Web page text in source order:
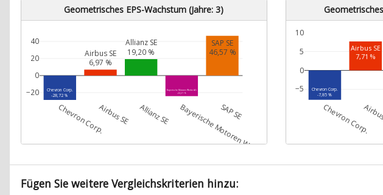
Geometrisches EPS-Wachstum (Jahre: 3)
Chevron Corp.
-28,72 %
Airbus SE
6,97 %
Allianz SE
19,20 %
Bayerische Motoren Werke AG
-24,21 %
SAP SE
46,57 %
Chevron Corp.Airbus SE Allianz SE Bayerische Motoren Werke AG
SAP SE
−20
0
20
40
Chevron Corp.
-7,85 %
Airbus SE
7,71 %
Chevron Corp.
−5
0
5
10
Fügen Sie weitere Vergleichskriterien hinzu: